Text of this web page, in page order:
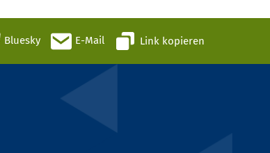
Bluesky E-Mail Link kopieren